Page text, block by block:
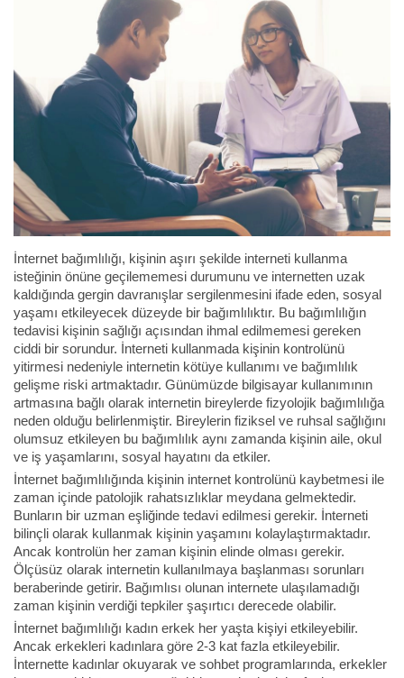
İnternet bağımlılığı, kişinin aşırı şekilde interneti kullanma
isteğinin önüne geçilememesi durumunu ve internetten uzak
kaldığında gergin davranışlar sergilenmesini ifade eden, sosyal
yaşamı etkileyecek düzeyde bir bağımlılıktır. Bu bağımlılığın
tedavisi kişinin sağlığı açısından ihmal edilmemesi gereken
ciddi bir sorundur. İnterneti kullanmada kişinin kontrolünü
yitirmesi nedeniyle internetin kötüye kullanımı ve bağımlılık
gelişme riski artmaktadır. Günümüzde bilgisayar kullanımının
artmasına bağlı olarak internetin bireylerde fizyolojik bağımlılığa
neden olduğu belirlenmiştir. Bireylerin fiziksel ve ruhsal sağlığını
olumsuz etkileyen bu bağımlılık aynı zamanda kişinin aile, okul
ve iş yaşamlarını, sosyal hayatını da etkiler.
İnternet bağımlılığında kişinin internet kontrolünü kaybetmesi ile
zaman içinde patolojik rahatsızlıklar meydana gelmektedir.
Bunların bir uzman eşliğinde tedavi edilmesi gerekir. İnterneti
bilinçli olarak kullanmak kişinin yaşamını kolaylaştırmaktadır.
Ancak kontrolün her zaman kişinin elinde olması gerekir.
Ölçüsüz olarak internetin kullanılmaya başlanması sorunları
beraberinde getirir. Bağımlısı olunan internete ulaşılamadığı
zaman kişinin verdiği tepkiler şaşırtıcı derecede olabilir.
İnternet bağımlılığı kadın erkek her yaşta kişiyi etkileyebilir.
Ancak erkekleri kadınlara göre 2-3 kat fazla etkileyebilir.
İnternette kadınlar okuyarak ve sohbet programlarında, erkekler